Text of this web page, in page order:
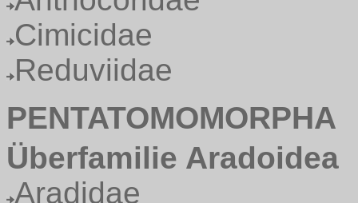
Cimicidae
Reduviidae
PENTATOMOMORPHA
Überfamilie Aradoidea
Aradidae